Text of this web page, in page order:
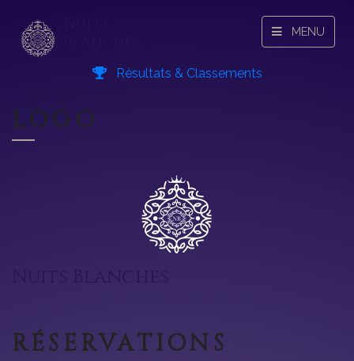
MENU
Résultats & Classements
LOGO
RÉSERVATIONS